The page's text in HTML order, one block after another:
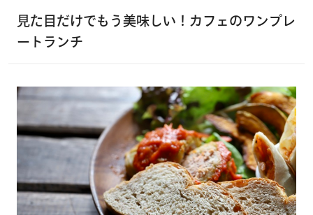
見た目だけでもう美味しい！カフェのワンプレ
ートランチ